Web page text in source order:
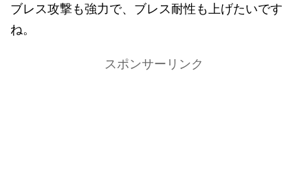
ブレス攻撃も強力で、ブレス耐性も上げたいです
ね。
スポンサーリンク